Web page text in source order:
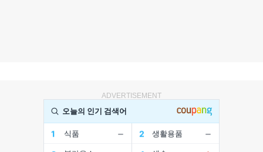
ADVERTISEMENT